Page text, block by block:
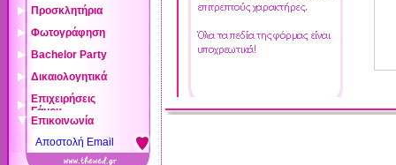
Do's and Don'ts
Πέπλο - Καπέλο
Κοσμήματα
Διάφορα αξεσουάρ
Εκκλησία-Τελετή
Στολισμός Αυτοκινήτου
Διακόσμηση Δεξίωσης
Φωτο Δεξίωσης
Φωτο Ανθοστολισμών
Μπομπονιέρες
Προσκλητήρια
Προσκλητήρια
Φωτογράφηση
Επιλογή Φωτογράφου
Bachelor Party
Σωστή Οργάνωση
Δικαιολογητικά
Θρησκευτικού Γάμου
Πολιτικού Γάμου
Επιχειρήσεις
Γάμου
Ευρετήριο
Επικοινωνία
Αποστολή Email